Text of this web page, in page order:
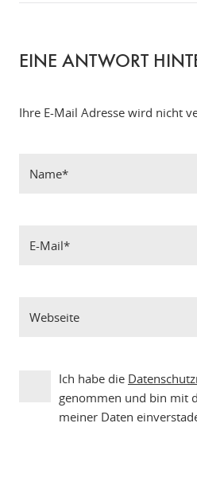
EINE ANTWORT
Ihre E-Mail Adresse wird nicht
Ich habe die
genommen und bin mit
meiner Daten